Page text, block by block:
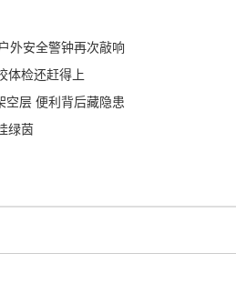
外安全警钟再次敲响
体检还赶得上
空层 便利背后藏隐患
绿茵